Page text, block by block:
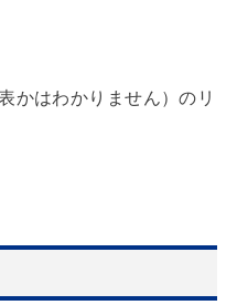
かはわかりません）のリ